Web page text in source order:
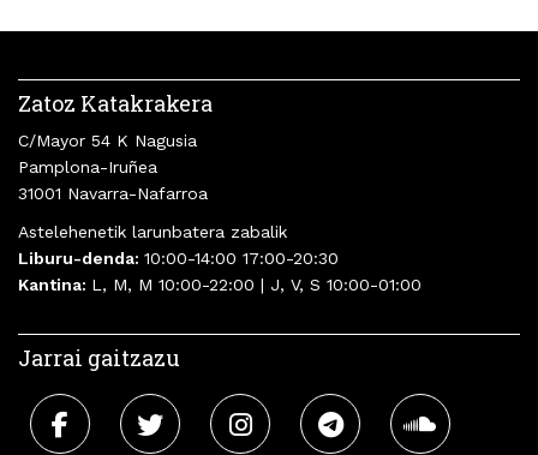
Zatoz Katakrakera
C/Mayor 54 K Nagusia
Pamplona-Iruñea
31001 Navarra-Nafarroa
Astelehenetik larunbatera zabalik
Liburu-denda: 10:00-14:00 17:00-20:30
Kantina: L, M, M 10:00-22:00 | J, V, S 10:00-01:00
Jarrai gaitzazu